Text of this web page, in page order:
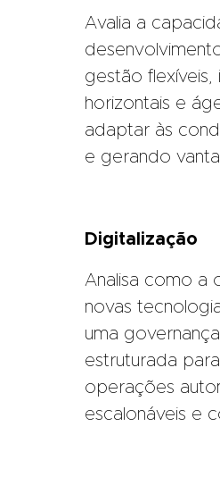
Avalia a
gestão flexíveis,
horizontais e
adaptar às
e gerando
Digitalização
Analisa como a
novas
uma
estruturada
operações
escalonáveis e